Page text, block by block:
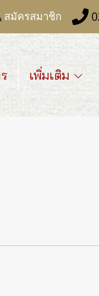
สมัครสมาชิก
เพิ่มเติม